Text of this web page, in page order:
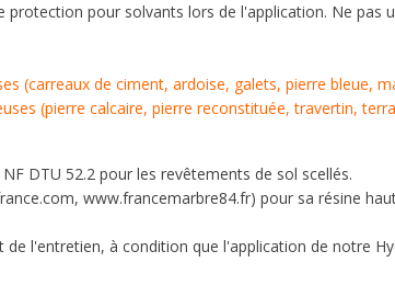
pour solvants lors de l'application. Ne pas
(carreaux de ciment, ardoise, galets, pierre bleue,
(pierre calcaire, pierre reconstituée, travertin,
DTU 52.2 pour les revêtements de sol scellés.
www.francemarbre84.fr) pour sa résine
l'entretien, à condition que l'application de notre